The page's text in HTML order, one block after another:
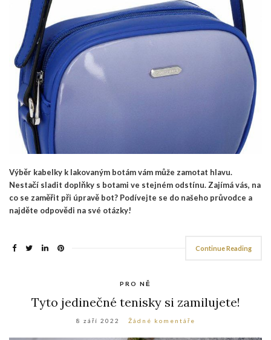
Výběr kabelky k lakovaným botám vám může zamotat hlavu.
Nestačí sladit doplňky s botami ve stejném odstínu. Zajímá vás, na
co se zaměřit při úpravě bot? Podívejte se do našeho průvodce a
najděte odpovědi na své otázky!
Continue Reading
PRO NĚ
Tyto jedinečné tenisky si zamilujete!
8 září 2022 Žádné komentáře